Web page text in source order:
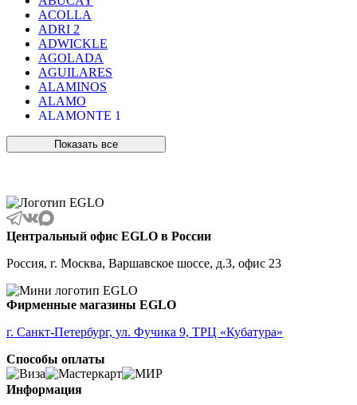
ACOLLA
ADRI 2
ADWICKLE
AGOLADA
AGUILARES
ALAMINOS
ALAMO
ALAMONTE 1
ALBARACCIN
ALCUDIA
ALDERNEY
ALMANZORA
ALMEIDA
ALMEIDA 2
ALMONTE
ALMUDAINA
ALOBRASE
ALSAGER
ALVEZ
AMADORA
AMAKUSA
Показать все
Центральный офис EGLO в России
Россия, г. Москва, Варшавское шоссе, д.3, офис 23
Фирменные магазины EGLO
г. Санкт-Петербург, ул. Фучика 9, ТРЦ «Кубатура»
Способы оплаты
Информация